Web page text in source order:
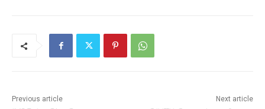
Previous article Next article